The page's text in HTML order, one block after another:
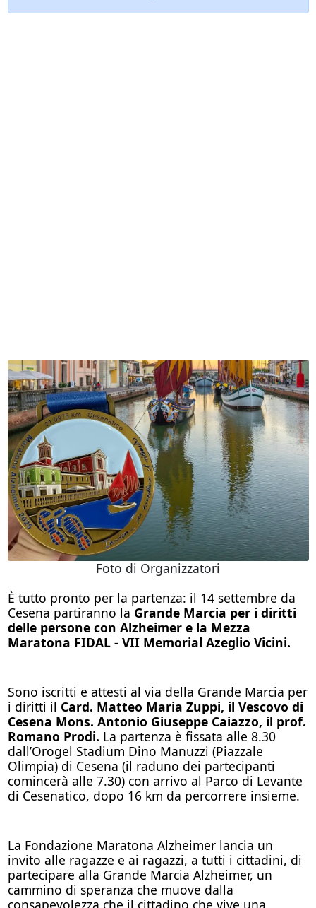
Foto di Organizzatori
È tutto pronto per la partenza: il 14 settembre da
Cesena partiranno la Grande Marcia per i diritti
delle persone con Alzheimer e la Mezza
Maratona FIDAL - VII Memorial Azeglio Vicini.
Sono iscritti e attesti al via della Grande Marcia per
i diritti il Card. Matteo Maria Zuppi, il Vescovo di
Cesena Mons. Antonio Giuseppe Caiazzo, il prof.
Romano Prodi. La partenza è fissata alle 8.30
dall’Orogel Stadium Dino Manuzzi (Piazzale
Olimpia) di Cesena (il raduno dei partecipanti
comincerà alle 7.30) con arrivo al Parco di Levante
di Cesenatico, dopo 16 km da percorrere insieme.
La Fondazione Maratona Alzheimer lancia un
invito alle ragazze e ai ragazzi, a tutti i cittadini, di
partecipare alla Grande Marcia Alzheimer, un
cammino di speranza che muove dalla
consapevolezza che il cittadino che vive una